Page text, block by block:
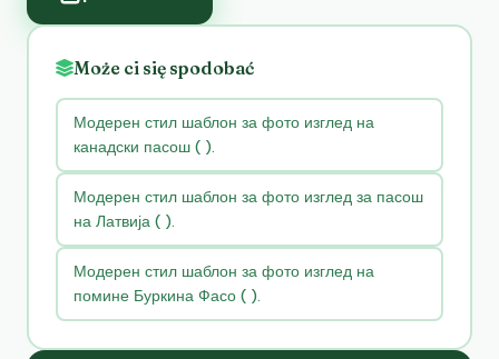
Może ci się spodobać
Модерен стил шаблон за фото изглед на
канадски пасош ( ).
Модерен стил шаблон за фото изглед за пасош
на Латвија ( ).
Модерен стил шаблон за фото изглед на
помине Буркина Фасо ( ).